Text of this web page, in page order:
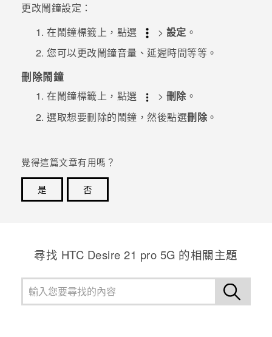
更改鬧鐘設定：
在鬧鐘標籤上，點選 > 設定 。
您可以更改鬧鐘音量、延遲時間等等。
刪除鬧鐘
在鬧鐘標籤上，點選 > 刪除。
選取想要刪除的鬧鐘，然後點選刪除。
覺得這篇文章有用嗎？
是
否
尋找 HTC Desire 21 pro 5G 的相關主題